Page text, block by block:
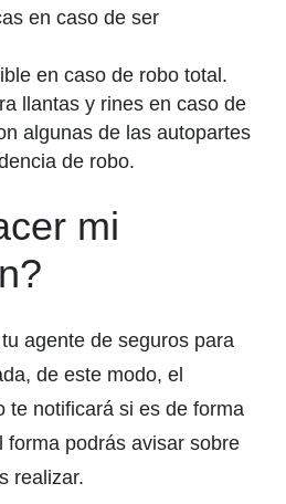
en caso de ser
en caso de robo total.
llantas y rines en caso de
algunas de las autopartes
de robo.
mi
agente de seguros para
de este modo, el
te notificará si es de forma
forma podrás avisar sobre
realizar.